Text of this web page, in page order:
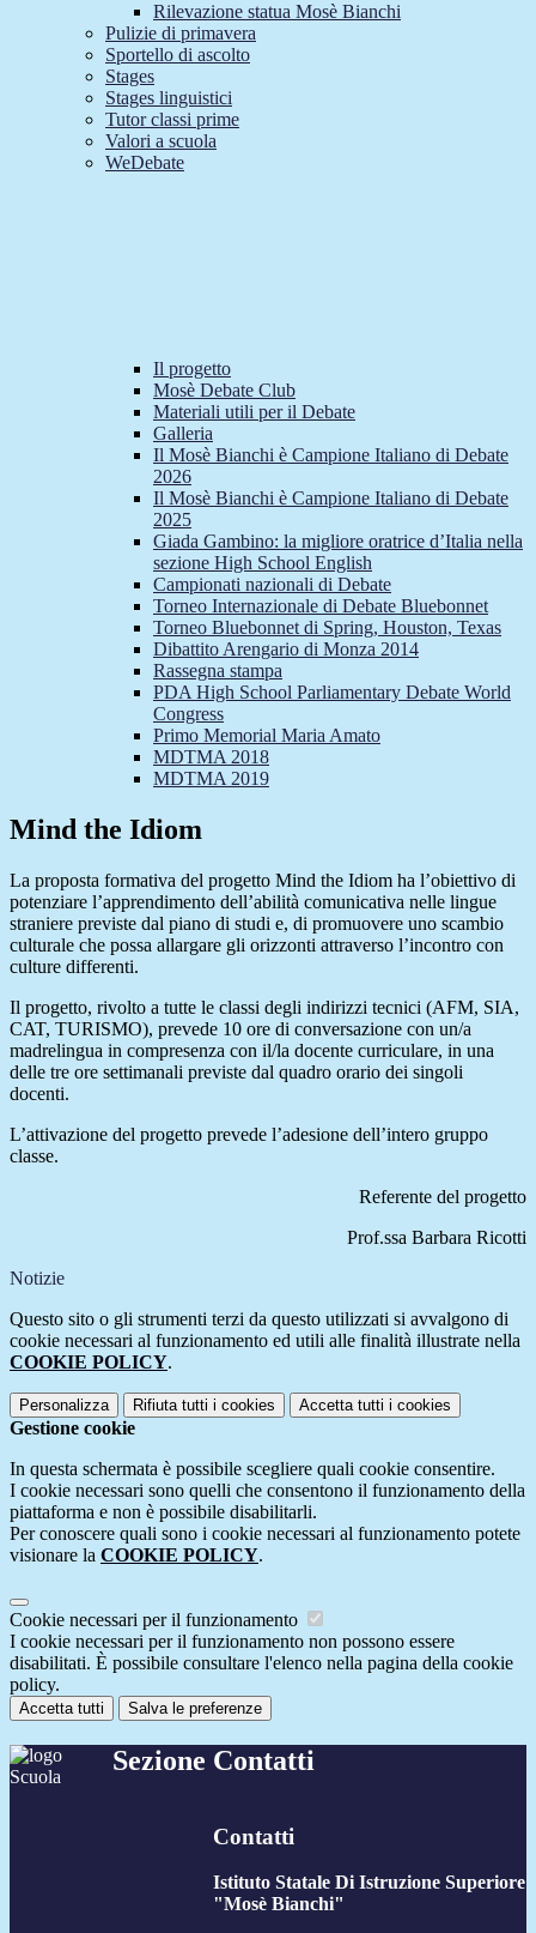
Rilevazione statua Mosè Bianchi
Pulizie di primavera
Sportello di ascolto
Stages
Stages linguistici
Tutor classi prime
Valori a scuola
WeDebate
Il progetto
Mosè Debate Club
Materiali utili per il Debate
Galleria
Il Mosè Bianchi è Campione Italiano di Debate
2026
Il Mosè Bianchi è Campione Italiano di Debate
2025
Giada Gambino: la migliore oratrice d’Italia nella
sezione High School English
Campionati nazionali di Debate
Torneo Internazionale di Debate Bluebonnet
Torneo Bluebonnet di Spring, Houston, Texas
Dibattito Arengario di Monza 2014
Rassegna stampa
PDA High School Parliamentary Debate World
Congress
Primo Memorial Maria Amato
MDTMA 2018
MDTMA 2019
Mind the Idiom
La proposta formativa del progetto Mind the Idiom ha l’obiettivo di
potenziare l’apprendimento dell’abilità comunicativa nelle lingue
straniere previste dal piano di studi e, di promuovere uno scambio
culturale che possa allargare gli orizzonti attraverso l’incontro con
culture differenti.
Il progetto, rivolto a tutte le classi degli indirizzi tecnici (AFM, SIA,
CAT, TURISMO), prevede 10 ore di conversazione con un/a
madrelingua in compresenza con il/la docente curriculare, in una
delle tre ore settimanali previste dal quadro orario dei singoli
docenti.
L’attivazione del progetto prevede l’adesione dell’intero gruppo
classe.
Referente del progetto
Prof.ssa Barbara Ricotti
Notizie
Questo sito o gli strumenti terzi da questo utilizzati si avvalgono di
cookie necessari al funzionamento ed utili alle finalità illustrate nella
COOKIE POLICY.
Personalizza Rifiuta tutti i cookies Accetta tutti i cookies
Gestione cookie
In questa schermata è possibile scegliere quali cookie consentire.
I cookie necessari sono quelli che consentono il funzionamento della
piattaforma e non è possibile disabilitarli.
Per conoscere quali sono i cookie necessari al funzionamento potete
visionare la COOKIE POLICY.
Cookie necessari per il funzionamento
I cookie necessari per il funzionamento non possono essere
disabilitati. È possibile consultare l'elenco nella pagina della cookie
policy.
Accetta tutti Salva le preferenze
Sezione Contatti
Contatti
Istituto Statale Di Istruzione Superiore
"Mosè Bianchi"